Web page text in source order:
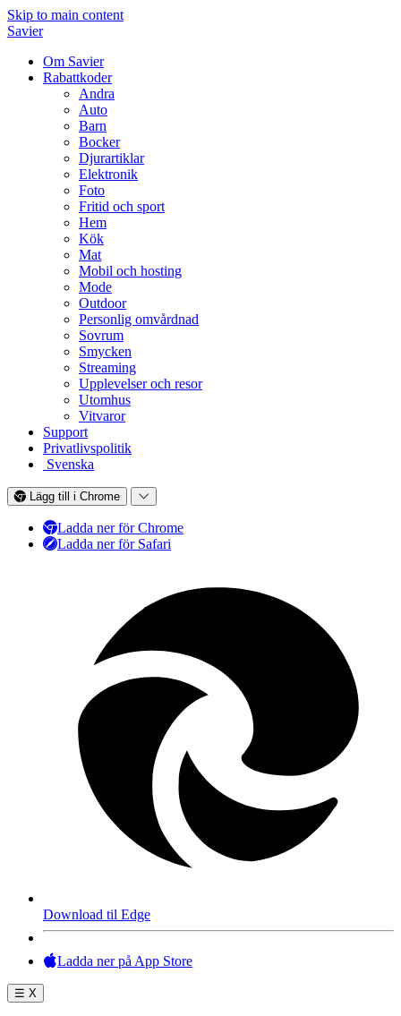
Skip to main content
Savier
Om Savier
Rabattkoder
Andra
Auto
Barn
Bocker
Djurartiklar
Elektronik
Foto
Fritid och sport
Hem
Kök
Mat
Mobil och hosting
Mode
Outdoor
Personlig omvårdnad
Sovrum
Smycken
Streaming
Upplevelser och resor
Utomhus
Vitvaror
Support
Privatlivspolitik
Svenska
Lägg till i Chrome
Ladda ner för Chrome
Ladda ner för Safari
Download til Edge
Ladda ner på App Store
☰ X